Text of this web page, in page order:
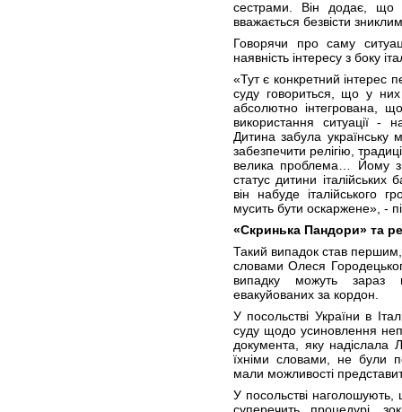
сестрами. Він додає, що
вважається безвісти
Говорячи про саму
наявність інтересу з боку
«Тут є конкретний інтерес
суду говориться, що у них
абсолютно інтегрована,
використання ситуації -
Дитина забула українську
забезпечити релігію,
велика проблема… Йому
статус дитини італійських
він набуде італійського
мусить бути оскаржене», -
«Скринька Пандори» та
Такий випадок став
словами Олеся
випадку можуть зараз
евакуйованих за кордон.
У посольстві України в
суду щодо усиновлення
документа, яку надіслала
їхніми словами, не були
мали можливості
У посольстві